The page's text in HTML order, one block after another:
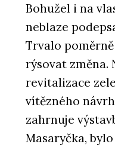
Bohužel i na
neblaze
Trvalo
rýsovat změna.
revitalizace
vítězného
zahrnuje
Masaryčka,